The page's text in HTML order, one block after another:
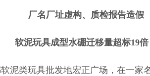
厂名厂址虚构、质检报告造假
软泥玩具成型水硼迁移量超标19
泥类玩具批发地宏正广场，在一家